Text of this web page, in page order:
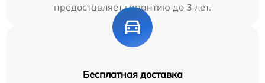
предоставляет гарантию до 3 лет.
Бесплатная доставка